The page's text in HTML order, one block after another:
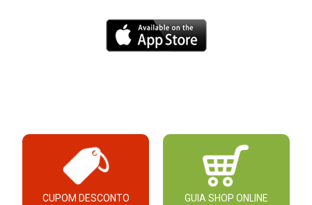
CUPOM DESCONTO GUIA SHOP ONLINE